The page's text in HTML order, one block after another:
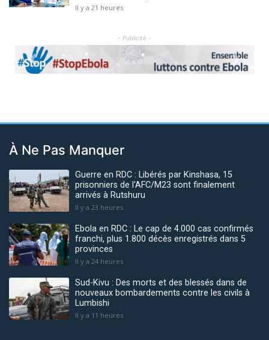
Il y a 21 heures
- Publicité -
Previous Next
À Ne Pas Manquer
Guerre en RDC : Libérés par Kinshasa, 15
prisonniers de l'AFC/M23 sont finalement
arrivés à Rutshuru
Il y a 23 heures
Ebola en RDC : Le cap de 4.000 cas confirmés
franchi, plus 1.800 décès enregistrés dans 5
provinces
Il y a 24 heures
Sud-Kivu : Des morts et des blessés dans de
nouveaux bombardements contre les civils à
Lumbishi
Il y a 11 heures